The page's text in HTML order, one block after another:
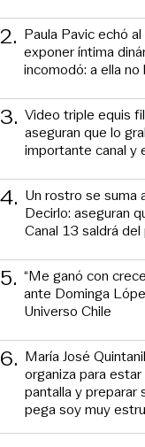
2. Paula Pavic echó
exponer íntima
incomodó: a ella no
3. Video triple equis
aseguran que lo
importante canal y
4. Un rostro se suma
Decirlo: aseguran
Canal 13 saldrá
5. “Me ganó con
ante Dominga
Universo Chile
6. María José
organiza para
pantalla y preparar
pega soy muy